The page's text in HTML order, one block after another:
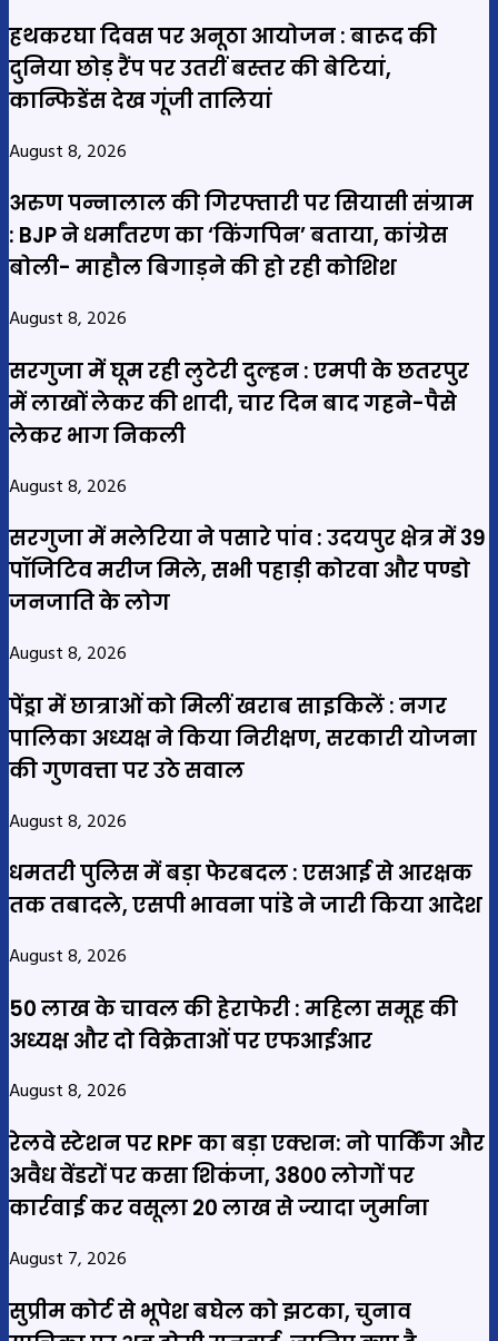
हथकरघा दिवस पर अनूठा आयोजन : बारूद की
दुनिया छोड़ रैंप पर उतरीं बस्तर की बेटियां,
कान्फिडेंस देख गूंजी तालियां
August 8, 2026
अरुण पन्नालाल की गिरफ्तारी पर सियासी संग्राम
: BJP ने धर्मांतरण का ‘किंगपिन’ बताया, कांग्रेस
बोली- माहौल बिगाड़ने की हो रही कोशिश
August 8, 2026
सरगुजा में घूम रही लुटेरी दुल्हन : एमपी के छतरपुर
में लाखों लेकर की शादी, चार दिन बाद गहने-पैसे
लेकर भाग निकली
August 8, 2026
सरगुजा में मलेरिया ने पसारे पांव : उदयपुर क्षेत्र में 39
पॉजिटिव मरीज मिले, सभी पहाड़ी कोरवा और पण्डो
जनजाति के लोग
August 8, 2026
पेंड्रा में छात्राओं को मिलीं खराब साइकिलें : नगर
पालिका अध्यक्ष ने किया निरीक्षण, सरकारी योजना
की गुणवत्ता पर उठे सवाल
August 8, 2026
धमतरी पुलिस में बड़ा फेरबदल : एसआई से आरक्षक
तक तबादले, एसपी भावना पांडे ने जारी किया आदेश
August 8, 2026
50 लाख के चावल की हेराफेरी : महिला समूह की
अध्यक्ष और दो विक्रेताओं पर एफआईआर
August 8, 2026
रेलवे स्टेशन पर RPF का बड़ा एक्शन: नो पार्किंग और
अवैध वेंडरों पर कसा शिकंजा, 3800 लोगों पर
कार्रवाई कर वसूला 20 लाख से ज्यादा जुर्माना
August 7, 2026
सुप्रीम कोर्ट से भूपेश बघेल को झटका, चुनाव